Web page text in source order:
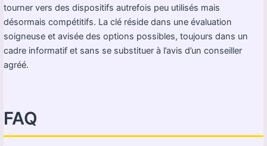
tourner vers des dispositifs autrefois peu utilisés mais
désormais compétitifs. La clé réside dans une évaluation
soigneuse et avisée des options possibles, toujours dans un
cadre informatif et sans se substituer à l’avis d’un conseiller
agréé.
FAQ